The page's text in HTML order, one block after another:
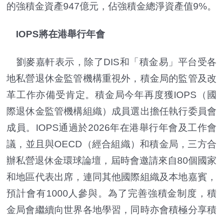
的強積金資產947億元，佔強積金總淨資產值9%。
IOPS將在港舉行年會
劉麥嘉軒表示，除了DIS和「積金易」平台受各
地私營退休金監管機構重視外，積金局的監管及改
革工作亦備受肯定。積金局今年再度獲IOPS（國
際退休金監管機構組織）成員選出擔任執行委員會
成員。IOPS通過於2026年在港舉行年會及工作會
議，並且與OECD（經合組織）和積金局，三方合
辦私營退休金環球論壇，屆時會邀請來自80個國家
和地區代表出席，連同其他國際組織及本地嘉賓，
預計會有1000人參與。為了完善強積金制度，積
金局會繼續向世界各地學習，同時亦會積極分享積